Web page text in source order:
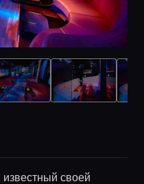
своей